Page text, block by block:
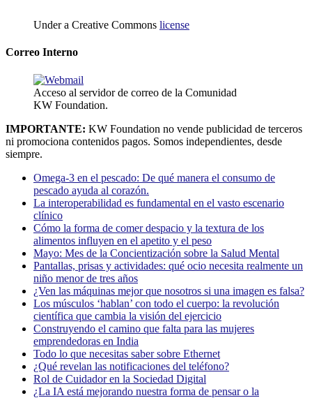
Under a Creative Commons license
Correo Interno
Acceso al servidor de correo de la Comunidad
KW Foundation.
IMPORTANTE: KW Foundation no vende publicidad de terceros
ni promociona contenidos pagos. Somos independientes, desde
siempre.
Omega-3 en el pescado: De qué manera el consumo de
pescado ayuda al corazón.
La interoperabilidad es fundamental en el vasto escenario
clínico
Cómo la forma de comer despacio y la textura de los
alimentos influyen en el apetito y el peso
Mayo: Mes de la Concientización sobre la Salud Mental
Pantallas, prisas y actividades: qué ocio necesita realmente un
niño menor de tres años
¿Ven las máquinas mejor que nosotros si una imagen es falsa?
Los músculos ‘hablan’ con todo el cuerpo: la revolución
científica que cambia la visión del ejercicio
Construyendo el camino que falta para las mujeres
emprendedoras en India
Todo lo que necesitas saber sobre Ethernet
¿Qué revelan las notificaciones del teléfono?
Rol de Cuidador en la Sociedad Digital
¿La IA está mejorando nuestra forma de pensar o la